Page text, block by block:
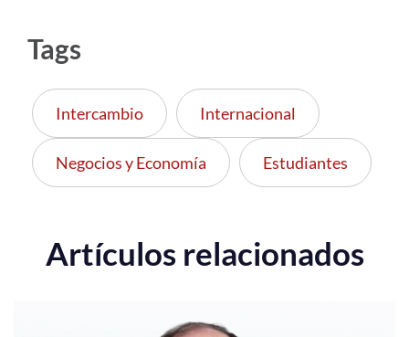
Tags
Intercambio Internacional
Negocios y Economía Estudiantes
Artículos relacionados